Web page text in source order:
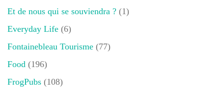
Et de nous qui se souviendra ? (1)
Everyday Life (6)
Fontainebleau Tourisme (77)
Food (196)
FrogPubs (108)